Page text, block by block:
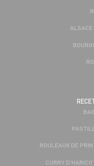
ALSACE
ROULEAUX DE
CURRY